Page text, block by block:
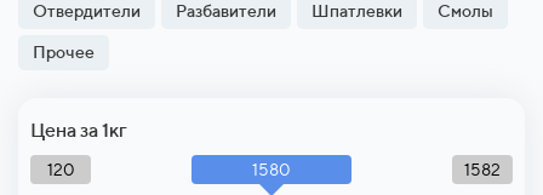
Отвердители Разбавители Шпатлевки Смолы
Прочее
Цена за 1кг
120 1580 1582